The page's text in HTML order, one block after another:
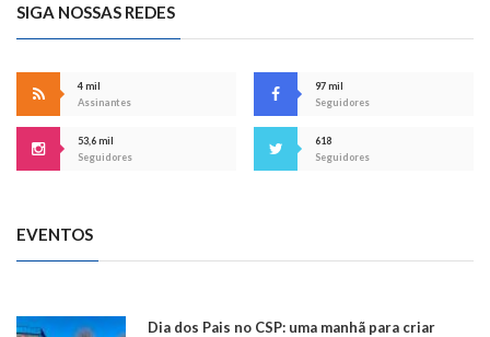
SIGA NOSSAS REDES
4 mil
Assinantes
97 mil
Seguidores
53,6 mil
Seguidores
618
Seguidores
EVENTOS
Dia dos Pais no CSP: uma manhã para criar